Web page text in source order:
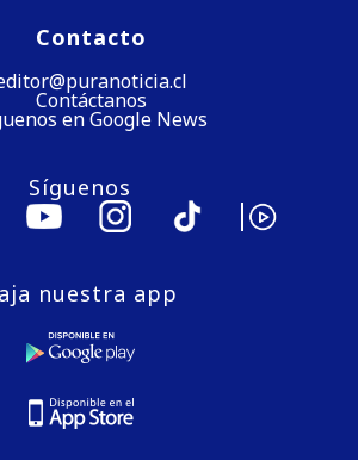
Contacto
Contáctanos
en Google News
Síguenos
nuestra app